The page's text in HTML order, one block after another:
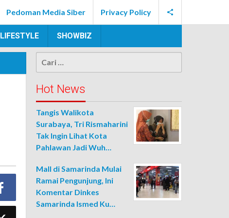
Pedoman Media Siber Privacy Policy
LIFESTYLE SHOWBIZ
Cari
untuk:
Hot News
Tangis Walikota
Surabaya, Tri Rismaharini
Tak Ingin Lihat Kota
Pahlawan Jadi Wuh…
Mall di Samarinda Mulai
Ramai Pengunjung, Ini
Komentar Dinkes
Samarinda Ismed Ku…